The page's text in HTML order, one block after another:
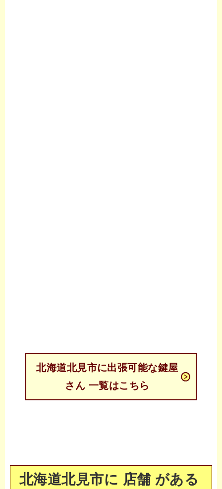
北海道北見市に出張可能な鍵屋
さん 一覧はこちら
北海道北見市に 店舗 がある